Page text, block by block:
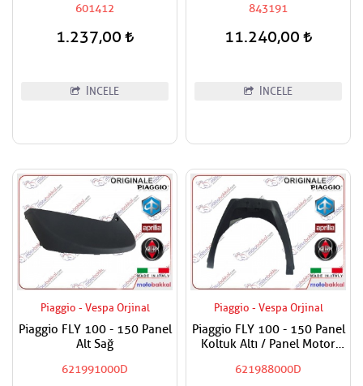
48x34x11
601412
1.237,00
İNCELE
843191
11.240,00
İNCELE
Piaggio - Vespa Orjinal
Piaggio FLY 100 - 150 Panel
Alt Sağ
621991000D
Piaggio - Vespa Orjinal
Piaggio FLY 100 - 150 Panel
Koltuk Altı / Panel Motor
621988000D